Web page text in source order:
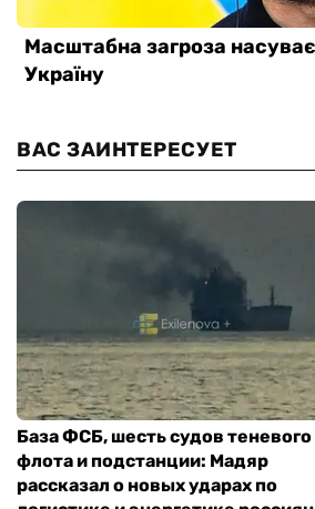
ВАС ЗАИНТЕРЕСУЕТ
База ФСБ, шесть судов теневого
флота и подстанции: Мадяр
рассказал о новых ударах по